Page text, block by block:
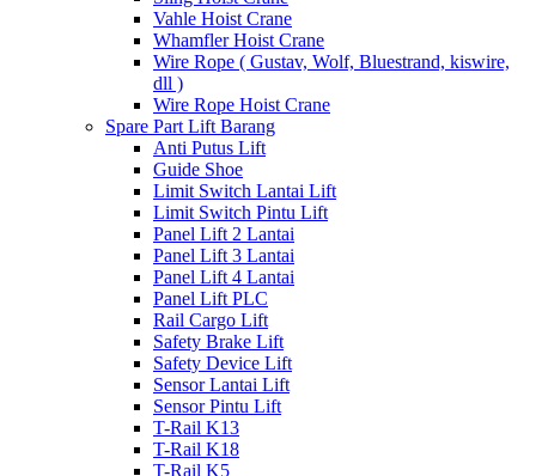
Vahle Hoist Crane
Whamfler Hoist Crane
Wire Rope ( Gustav, Wolf, Bluestrand, kiswire,
dll )
Wire Rope Hoist Crane
Spare Part Lift Barang
Anti Putus Lift
Guide Shoe
Limit Switch Lantai Lift
Limit Switch Pintu Lift
Panel Lift 2 Lantai
Panel Lift 3 Lantai
Panel Lift 4 Lantai
Panel Lift PLC
Rail Cargo Lift
Safety Brake Lift
Safety Device Lift
Sensor Lantai Lift
Sensor Pintu Lift
T-Rail K13
T-Rail K18
T-Rail K5